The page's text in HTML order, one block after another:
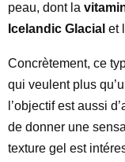
peau, dont la
Icelandic Glacial et
Concrètement, ce
qui veulent plus
l’objectif est aussi
de donner une
texture gel est